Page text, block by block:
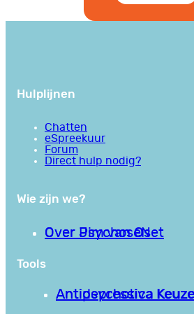
Hulplijnen
Chatten
eSpreekuur
Forum
Direct hulp nodig?
Wie zijn we?
Over PsychoseNet
Over Jim van Os
Tools
Antipsychotica
Antidepressiva